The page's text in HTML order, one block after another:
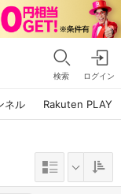
検索 ログイン
ネル Rakuten PLAY